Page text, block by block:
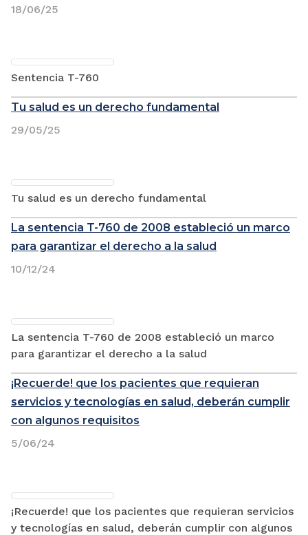
Sentencia T-760
18/06/25
Tu salud es un derecho fundamental
Tu salud es un derecho fundamental
29/05/25
La sentencia T-760 de 2008 estableció un marco
para garantizar el derecho a la salud
La sentencia T-760 de 2008 estableció un marco
para garantizar el derecho a la salud
10/12/24
¡Recuerde! que los pacientes que requieran
servicios y tecnologías en salud, deberán cumplir
con algunos requisitos
¡Recuerde! que los pacientes que requieran servicios
y tecnologías en salud, deberán cumplir con algunos
5/06/24